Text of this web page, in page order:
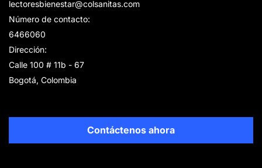
lectoresbienestar@colsanitas.com
Número de contacto:
6466060
Dirección:
Calle 100 # 11b - 67
Bogotá, Colombia
Contáctenos ahora